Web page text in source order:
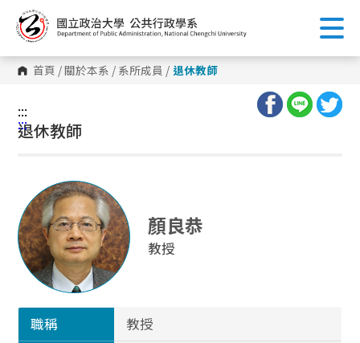
到
主
內
容 首頁 /關於本系 / 系所成員 / 退休教師
:::
:::
退休教師
顏良恭
教授
職稱
教授